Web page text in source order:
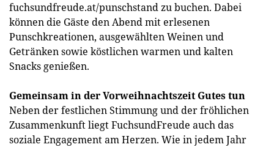
fuchsundfreude.at/punschstand zu buchen. Dabei
können die Gäste den Abend mit erlesenen
Punschkreationen, ausgewählten Weinen und
Getränken sowie köstlichen warmen und kalten
Snacks genießen.
Gemeinsam in der Vorweihnachtszeit Gutes tun
Neben der festlichen Stimmung und der fröhlichen
Zusammenkunft liegt FuchsundFreude auch das
soziale Engagement am Herzen. Wie in jedem Jahr